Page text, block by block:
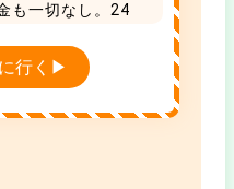
も一切なし。24
もあり、タイパも
の優良業者です。
行く▶